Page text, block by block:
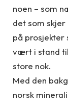
noen – som
det som
på prosjekter
vært i stand
store nok.
Med den
norsk